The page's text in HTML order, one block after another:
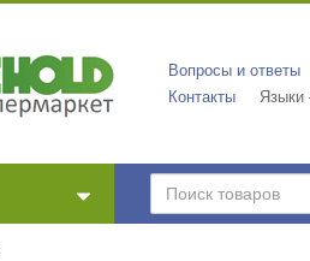
Вопросы и ответы
Контакты
Языки